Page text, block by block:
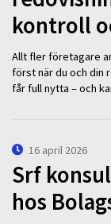
kontroll
Allt fler företagare
först när du och din
får full nytta – och
16 april 2026
Srf
hos